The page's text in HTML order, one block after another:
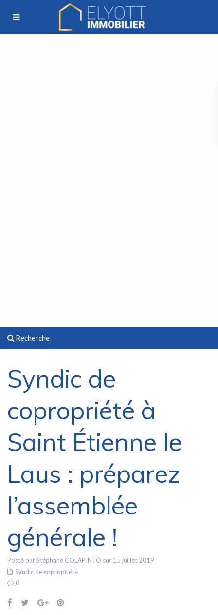
Recherche
Syndic de
copropriété à
Saint Étienne le
Laus : préparez
l’assemblée
générale !
Posté par Stéphane COLAPINTO sur 15 juillet 2019
Syndic de copropriété
0